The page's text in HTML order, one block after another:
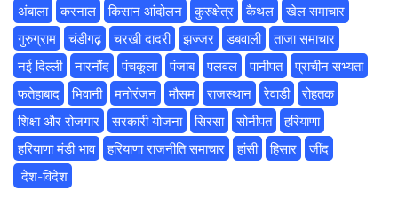
अंबाला करनाल किसान आंदोलन कुरुक्षेत्र कैथल
खेल समाचार
गुरुग्राम
चंडीगढ़ चरखी दादरी झज्जर डबवाली
ताजा समाचार
नई दिल्ली
नारनौंद पंचकूला पंजाब पलवल पानीपत
प्राचीन सभ्यता
फतेहाबाद
भिवानी मनोरंजन मौसम राजस्थान रेवाड़ी
रोहतक
शिक्षा और रोजगार
सरकारी योजना सिरसा सोनीपत
हरियाणा
हरियाणा मंडी भाव
हरियाणा राजनीति समाचार हांसी हिसार
‌जींद
‌ देश-विदेश